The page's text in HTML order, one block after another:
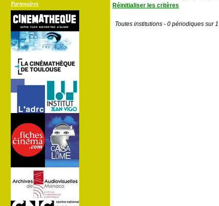
Partenaires
Réinitialiser les critères
Toutes institutions - 0 périodiques sur